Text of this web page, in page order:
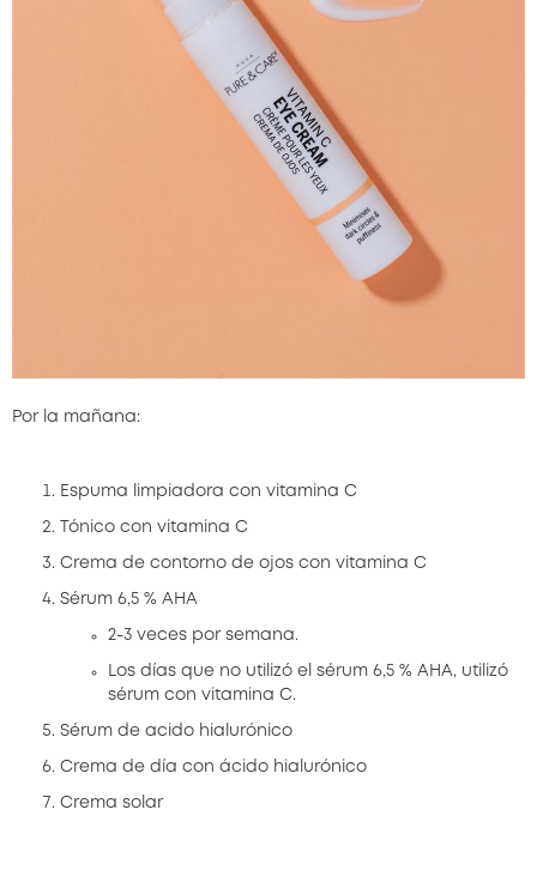
Por la mañana:
Espuma limpiadora con vitamina C
Tónico con vitamina C
Crema de contorno de ojos con vitamina C
Sérum 6,5 % AHA
2-3 veces por semana.
Los días que no utilizó el sérum 6,5 % AHA, utilizó
sérum con vitamina C.
Sérum de acido hialurónico
Crema de día con ácido hialurónico
Crema solar